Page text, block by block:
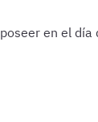
en el